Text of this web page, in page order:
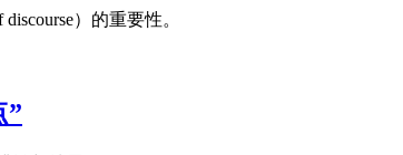
）的重要性。
”